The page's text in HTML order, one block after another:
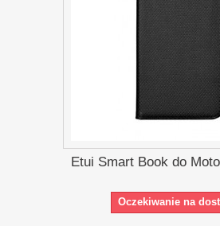
Etui Smart Book do
Oczekiwanie na